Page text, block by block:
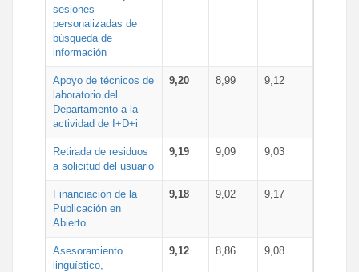
sesiones
personalizadas de
búsqueda de
información
Apoyo de técnicos de
laboratorio del
Departamento a la
actividad de I+D+i
9,20 8,99 9,12
Retirada de residuos
a solicitud del usuario
9,19 9,09 9,03
Financiación de la
Publicación en
Abierto
9,18 9,02 9,17
Asesoramiento
lingüístico,
9,12 8,86 9,08